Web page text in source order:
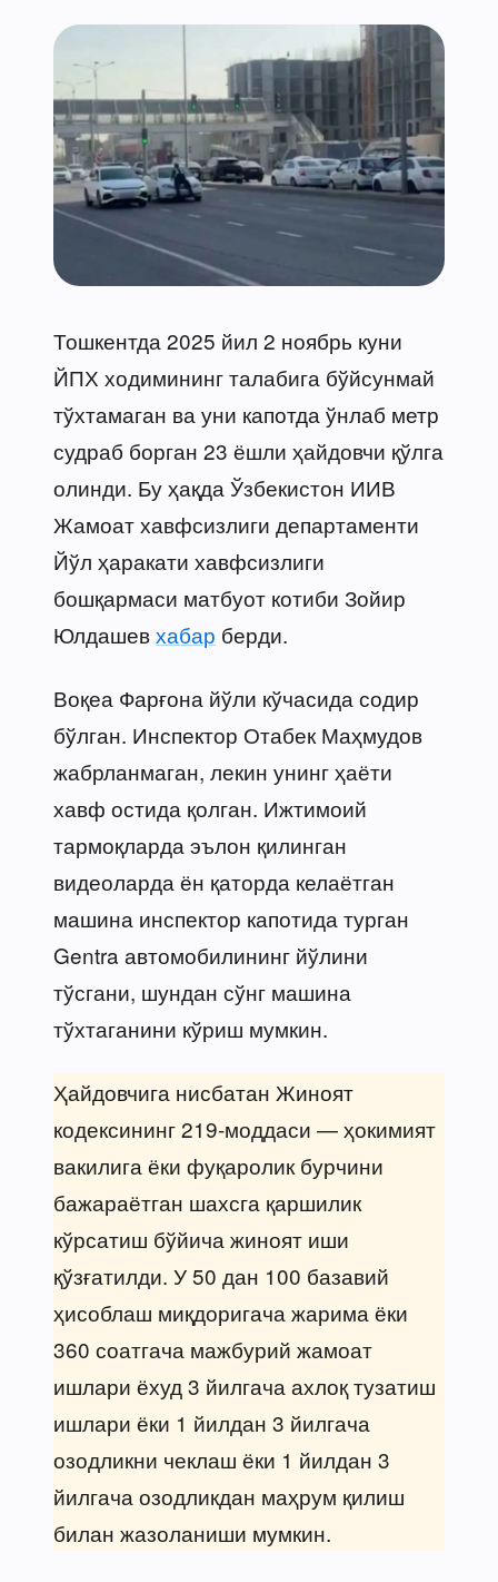
Тошкентда 2025 йил 2 ноябрь куни
ЙПХ ходимининг талабига бўйсунмай
тўхтамаган ва уни капотда ўнлаб метр
судраб борган 23 ёшли ҳайдовчи қўлга
олинди. Бу ҳақда Ўзбекистон ИИВ
Жамоат хавфсизлиги департаменти
Йўл ҳаракати хавфсизлиги
бошқармаси матбуот котиби Зойир
Юлдашевхабар берди.
Воқеа Фарғона йўли кўчасида содир
бўлган. Инспектор Отабек Маҳмудов
жабрланмаган, лекин унинг ҳаёти
хавф остида қолган. Ижтимоий
тармоқларда эълон қилинган
видеоларда ён қаторда келаётган
машина инспектор капотида турган
Gentra автомобилининг йўлини
тўсгани, шундан сўнг машина
тўхтаганини кўриш мумкин.
Ҳайдовчига нисбатан Жиноят
кодексининг 219-моддаси — ҳокимият
вакилига ёки фуқаролик бурчини
бажараётган шахсга қаршилик
кўрсатиш бўйича жиноят иши
қўзғатилди. У 50 дан 100 базавий
ҳисоблаш миқдоригача жарима ёки
360 соатгача мажбурий жамоат
ишлари ёхуд 3 йилгача ахлоқ тузатиш
ишлари ёки 1 йилдан 3 йилгача
озодликни чеклаш ёки 1 йилдан 3
йилгача озодликдан маҳрум қилиш
билан жазоланиши мумкин.